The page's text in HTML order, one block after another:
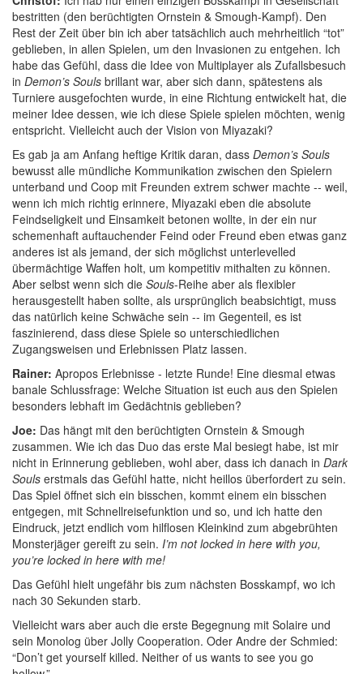
bestritten (den berüchtigten Ornstein & Smough-Kampf). Den
Rest der Zeit über bin ich aber tatsächlich auch mehrheitlich “tot”
geblieben, in allen Spielen, um den Invasionen zu entgehen. Ich
habe das Gefühl, dass die Idee von Multiplayer als Zufallsbesuch
in Demon’s Souls brillant war, aber sich dann, spätestens als
Turniere ausgefochten wurde, in eine Richtung entwickelt hat, die
meiner Idee dessen, wie ich diese Spiele spielen möchten, wenig
entspricht. Vielleicht auch der Vision von Miyazaki?
Es gab ja am Anfang heftige Kritik daran, dass Demon’s Souls
bewusst alle mündliche Kommunikation zwischen den Spielern
unterband und Coop mit Freunden extrem schwer machte -- weil,
wenn ich mich richtig erinnere, Miyazaki eben die absolute
Feindseligkeit und Einsamkeit betonen wollte, in der ein nur
schemenhaft auftauchender Feind oder Freund eben etwas ganz
anderes ist als jemand, der sich möglichst unterlevelled
übermächtige Waffen holt, um kompetitiv mithalten zu können.
Aber selbst wenn sich die Souls-Reihe aber als flexibler
herausgestellt haben sollte, als ursprünglich beabsichtigt, muss
das natürlich keine Schwäche sein -- im Gegenteil, es ist
faszinierend, dass diese Spiele so unterschiedlichen
Zugangsweisen und Erlebnissen Platz lassen.
Rainer: Apropos Erlebnisse - letzte Runde! Eine diesmal etwas
banale Schlussfrage: Welche Situation ist euch aus den Spielen
besonders lebhaft im Gedächtnis geblieben?
Joe: Das hängt mit den berüchtigten Ornstein & Smough
zusammen. Wie ich das Duo das erste Mal besiegt habe, ist mir
nicht in Erinnerung geblieben, wohl aber, dass ich danach in Dark
Souls erstmals das Gefühl hatte, nicht heillos überfordert zu sein.
Das Spiel öffnet sich ein bisschen, kommt einem ein bisschen
entgegen, mit Schnellreisefunktion und so, und ich hatte den
Eindruck, jetzt endlich vom hilflosen Kleinkind zum abgebrühten
Monsterjäger gereift zu sein. I’m not locked in here with you,
you’re locked in here with me!
Das Gefühl hielt ungefähr bis zum nächsten Bosskampf, wo ich
nach 30 Sekunden starb.
Vielleicht wars aber auch die erste Begegnung mit Solaire und
sein Monolog über Jolly Cooperation. Oder Andre der Schmied:
“Don’t get yourself killed. Neither of us wants to see you go